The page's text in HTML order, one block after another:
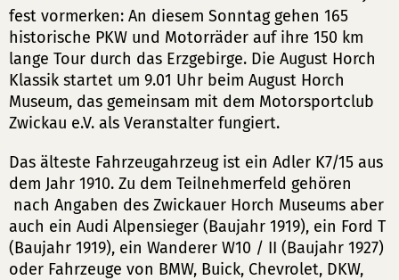
fest vormerken: An diesem Sonntag gehen 165
historische PKW und Motorräder auf ihre 150 km
lange Tour durch das Erzgebirge. Die August Horch
Klassik startet um 9.01 Uhr beim August Horch
Museum, das gemeinsam mit dem Motorsportclub
Zwickau e.V. als Veranstalter fungiert.
Das älteste Fahrzeugahrzeug ist ein Adler K7/15 aus
dem Jahr 1910. Zu dem Teilnehmerfeld gehören
nach Angaben des Zwickauer Horch Museums aber
auch ein Audi Alpensieger (Baujahr 1919), ein Ford T
(Baujahr 1919), ein Wanderer W10 / II (Baujahr 1927)
oder Fahrzeuge von BMW, Buick, Chevrolet, DKW,